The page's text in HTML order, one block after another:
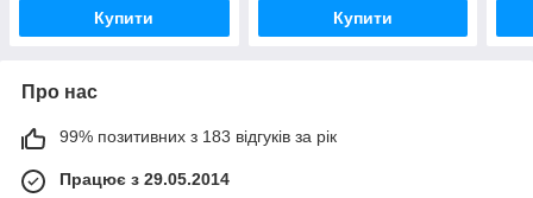
Купити Купити
Про нас
99% позитивних з 183 відгуків за рік
Працює з 29.05.2014